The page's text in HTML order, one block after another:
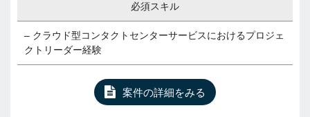
必須スキル
– クラウド型コンタクトセンターサービスにおけるプロジェ
クトリーダー経験
案件の詳細をみる